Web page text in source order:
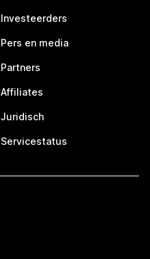
Investeerders
Pers en media
Partners
Affiliates
Juridisch
Servicestatus